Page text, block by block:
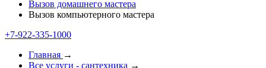
Вызов домашнего мастера
Вызов компьютерного мастера
+7-922-335-1000
Главная →
Все услуги - cантехника →